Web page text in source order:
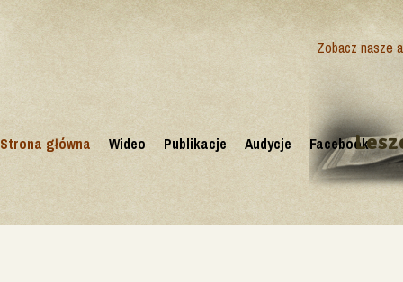
Strona główna Wideo Publikacje Audycje Facebook
Zobacz nasze